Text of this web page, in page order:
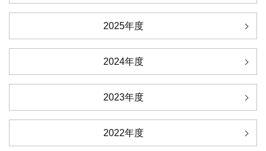
2025年度
2024年度
2023年度
2022年度